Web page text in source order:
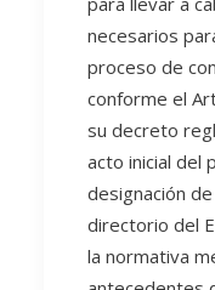
necesarios
proceso de
conforme el
su decreto
acto inicial del
designación
directorio del
la normativa